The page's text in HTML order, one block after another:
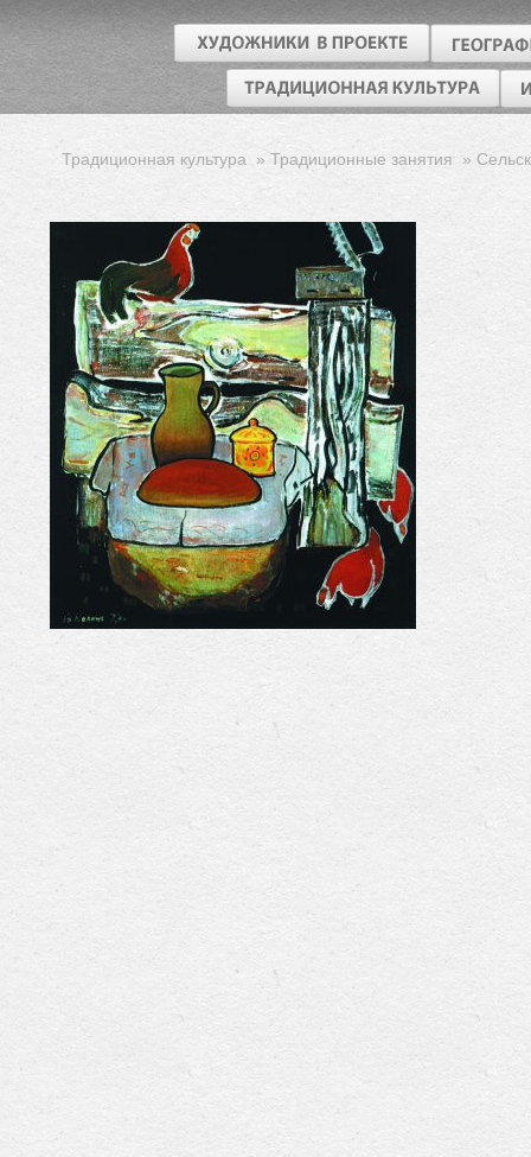
Традиционная культура » Традиционные занятия »